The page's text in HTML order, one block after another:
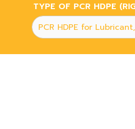
TYPE OF PCR HDPE